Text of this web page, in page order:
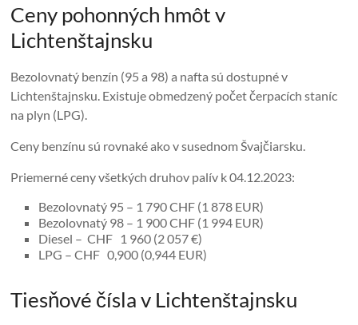
Ceny pohonných hmôt v
Lichtenštajnsku
Bezolovnatý benzín (95 a 98) a nafta sú dostupné v
Lichtenštajnsku. Existuje obmedzený počet čerpacích staníc
na plyn (LPG).
Ceny benzínu sú rovnaké ako v susednom Švajčiarsku.
Priemerné ceny všetkých druhov palív k 04.12.2023:
Bezolovnatý 95 – 1 790 CHF (1 878 EUR)
Bezolovnatý 98 – 1 900 CHF (1 994 EUR)
Diesel – CHF 1 960 (2 057 €)
LPG – CHF 0,900 (0,944 EUR)
Tiesňové čísla v Lichtenštajnsku